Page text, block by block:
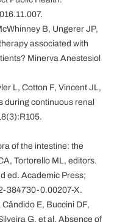
B, Ungerer JP,
associated with
Minerva Anestesiol
L, Cotton F, Vincent JL,
during continuous renal
of the intestine: the
Tortorello ML, editors.
ed. Academic Press;
384730-0.00207-X.
E, Buccini DF,
G, et al. Absence of